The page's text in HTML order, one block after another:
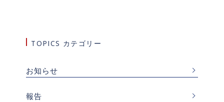
TOPICS カテゴリー
お知らせ
報告